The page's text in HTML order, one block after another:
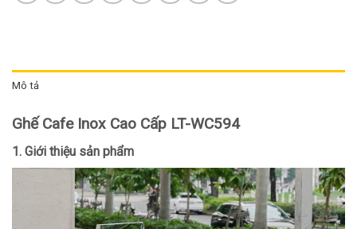
Mô tả
Ghế Cafe Inox Cao Cấp LT-WC594
1. Giới thiệu sản phẩm